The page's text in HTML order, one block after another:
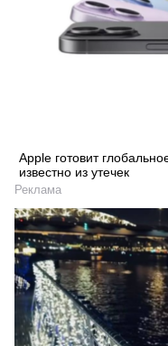
Apple готовит
известно из утечек
Реклама